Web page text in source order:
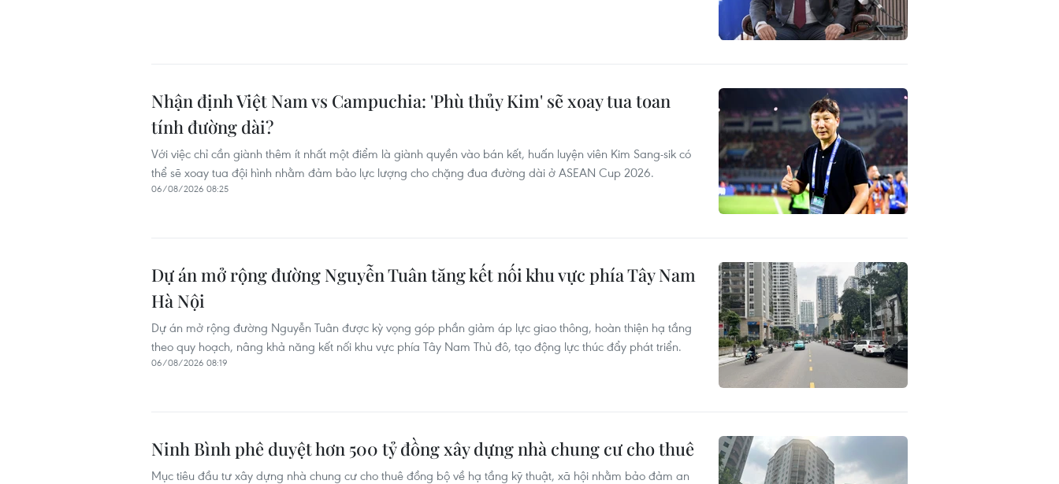
Nhận định Việt Nam vs Campuchia: 'Phù thủy Kim' sẽ xoay tua toan
tính đường dài?
Với việc chỉ cần giành thêm ít nhất một điểm là giành quyền vào bán kết, huấn luyện viên Kim Sang-sik có
thể sẽ xoay tua đội hình nhằm đảm bảo lực lượng cho chặng đua đường dài ở ASEAN Cup 2026.
06/08/2026 08:25
Dự án mở rộng đường Nguyễn Tuân tăng kết nối khu vực phía Tây Nam
Hà Nội
Dự án mở rộng đường Nguyễn Tuân được kỳ vọng góp phần giảm áp lực giao thông, hoàn thiện hạ tầng
theo quy hoạch, nâng khả năng kết nối khu vực phía Tây Nam Thủ đô, tạo động lực thúc đẩy phát triển.
06/08/2026 08:19
Ninh Bình phê duyệt hơn 500 tỷ đồng xây dựng nhà chung cư cho thuê
Mục tiêu đầu tư xây dựng nhà chung cư cho thuê đồng bộ về hạ tầng kỹ thuật, xã hội nhằm bảo đảm an